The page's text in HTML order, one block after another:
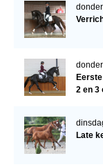
2 en 3
Late